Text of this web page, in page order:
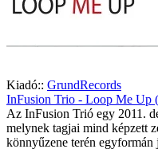
Kiadó:: GrundRecords
InFusion Trio - Loop Me Up
Az InFusion Trió egy 2011.
melynek tagjai mind képzett
könnyűzene terén egyformán